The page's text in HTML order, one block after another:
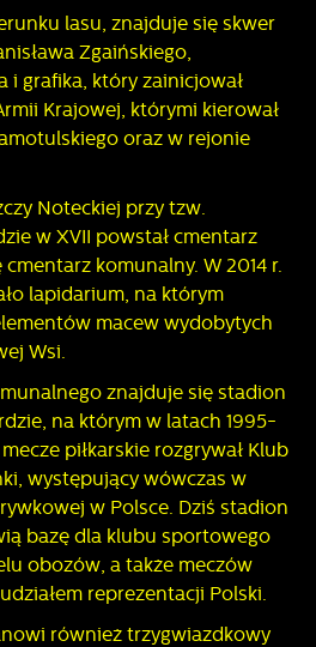
lasu, znajduje się skwer
Zgaińskiego,
i grafika, który zainicjował
Krajowej, którymi kierował
oraz w rejonie
Noteckiej przy tzw.
w XVII powstał cmentarz
komunalny. W 2014 r.
lapidarium, na którym
macew wydobytych
Wsi.
znajduje się stadion
na którym w latach 1995-
piłkarskie rozgrywał Klub
występujący wówczas w
w Polsce. Dziś stadion
bazę dla klubu sportowego
obozów, a także meczów
reprezentacji Polski.
również trzygwiazdkowy